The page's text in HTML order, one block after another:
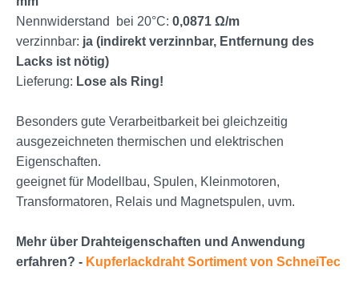
Nennwiderstand bei 20°C: 0,0871 Ω/m
verzinnbar: ja (indirekt verzinnbar, Entfernung des
Lacks ist nötig)
Lieferung: Lose als Ring!
Besonders gute Verarbeitbarkeit bei gleichzeitig
ausgezeichneten thermischen und elektrischen
Eigenschaften.
geeignet für Modellbau, Spulen, Kleinmotoren,
Transformatoren, Relais und Magnetspulen, uvm.
Mehr über Drahteigenschaften und Anwendung
erfahren? - Kupferlackdraht Sortiment von SchneiTec